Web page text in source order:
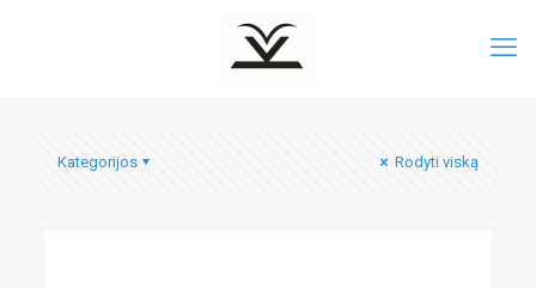
Kategorijos Rodyti viską